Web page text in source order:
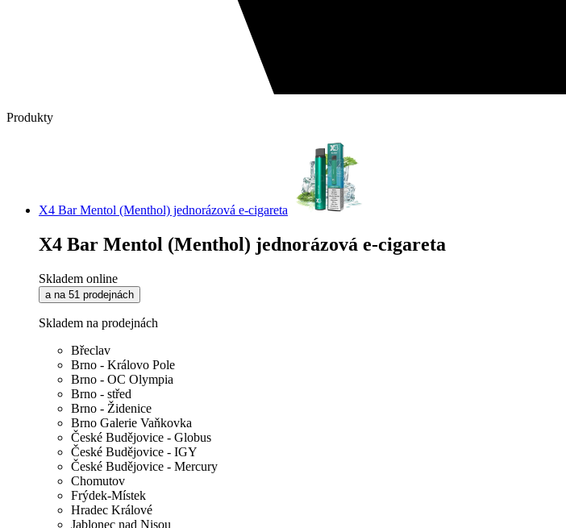
Produkty
X4 Bar Mentol (Menthol) jednorázová e-cigareta
X4 Bar Mentol (Menthol) jednorázová e-cigareta
Skladem online
a na 51 prodejnách
Skladem na prodejnách
Břeclav
Brno - Královo Pole
Brno - OC Olympia
Brno - střed
Brno - Židenice
Brno Galerie Vaňkovka
České Budějovice - Globus
České Budějovice - IGY
České Budějovice - Mercury
Chomutov
Frýdek-Místek
Hradec Králové
Jablonec nad Nisou